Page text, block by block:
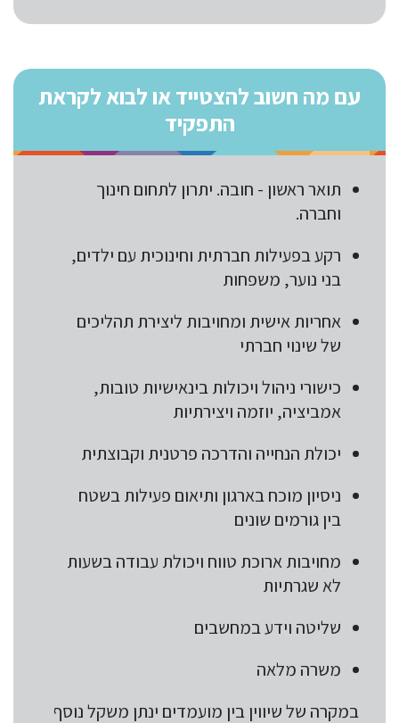
עם מה חשוב להצטייד או לבוא לקראת
התפקיד
תואר ראשון - חובה. יתרון לתחום חינוך
וחברה.
רקע בפעילות חברתית וחינוכית עם ילדים,
בני נוער, משפחות
אחריות אישית ומחויבות ליצירת תהליכים
של שינוי חברתי
כישורי ניהול ויכולות בינאישיות טובות,
אמביציה, יוזמה ויצירתיות
יכולת הנחייה והדרכה פרטנית וקבוצתית
ניסיון מוכח בארגון ותיאום פעילות בשטח
בין גורמים שונים
מחויבות ארוכת טווח ויכולת עבודה בשעות
לא שגרתיות
שליטה וידע במחשבים
משרה מלאה
במקרה של שיווין בין מועמדים ינתן משקל נוסף